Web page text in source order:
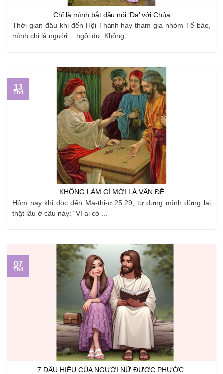
Chỉ là mình bắt đầu nói ‘Dạ’ với Chúa
Thời gian đầu khi đến Hội Thánh hay tham gia nhóm Tế bào,
mình chỉ là người… ngồi dự. Không ...
KHÔNG LÀM GÌ MỚI LÀ VẤN ĐỀ
Hôm nay khi đọc đến Ma-thi-ơ 25:29, tự dưng mình dừng lại
thật lâu ở câu này: “Vì ai có ...
13
Th4
7 DẤU HIỆU CỦA NGƯỜI NỮ ĐƯỢC PHƯỚC
07
Th4